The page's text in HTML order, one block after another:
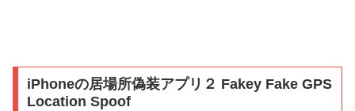
iPhoneの居場所偽装アプリ２ Fakey Fake GPS
Location Spoof